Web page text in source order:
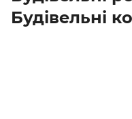
Будівельні